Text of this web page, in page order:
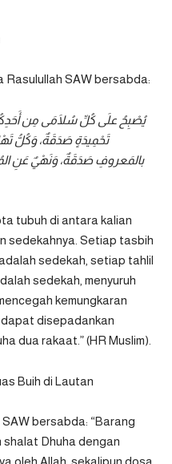
Rasulullah SAW bersabda:
يُصْبِحُ علَى كُلِّ سُلَامَى مِن
تَحْمِيدَةٍ صَدَقَةٌ، وَكُلُّ
بالمَعروفِ صَدَقَةٌ، وَنَهْيٌ عَنِ
tubuh di antara kalian
sedekahnya. Setiap tasbih
sedekah, setiap tahlil
sedekah, menyuruh
kemungkaran
disepadankan
dua rakaat.” (HR Muslim).
Buih di Lautan
bersabda: “Barang
Dhuha dengan
oleh Allah, sekalipun dosa